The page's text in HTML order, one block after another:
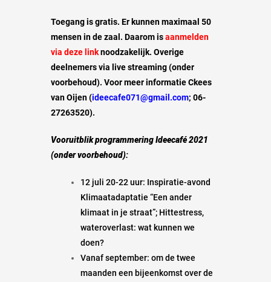
Toegang is gratis. Er kunnen maximaal 50
mensen in de zaal. Daarom isaanmelden
via deze linknoodzakelijk. Overige
deelnemers via live streaming (onder
voorbehoud). Voor meer informatie Ckees
van Oijen (ideecafe071@gmail.com; 06-
27263520).
Vooruitblik programmering Ideecafé 2021
(onder voorbehoud):
12 juli 20-22 uur: Inspiratie-avond
Klimaatadaptatie “Een ander
klimaat in je straat”; Hittestress,
wateroverlast: wat kunnen we
doen?
Vanaf september: om de twee
maanden een bijeenkomst over de